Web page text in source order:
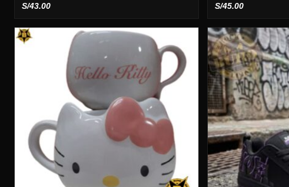
S/43.00 S/45.00